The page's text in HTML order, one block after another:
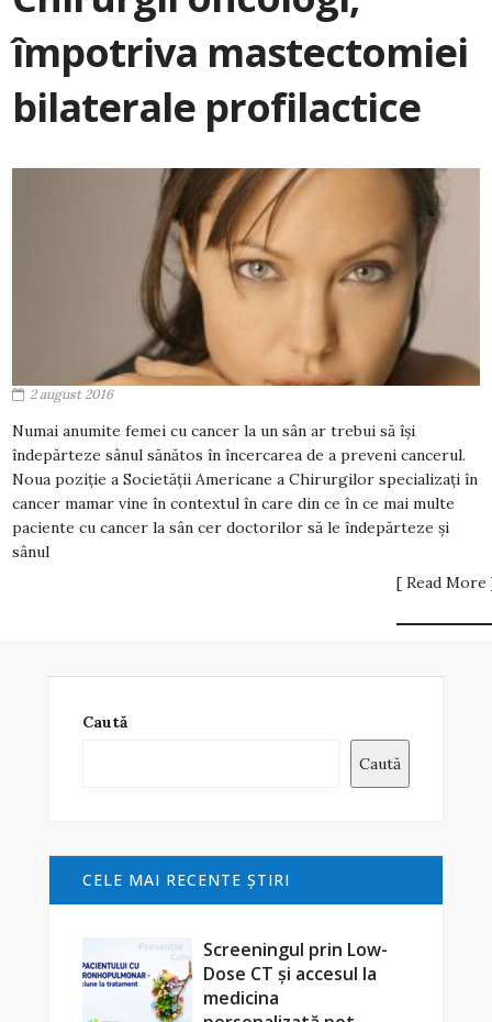
împotriva mastectomiei
bilaterale profilactice
2 august 2016
Numai anumite femei cu cancer la un sân ar trebui să își
îndepărteze sânul sănătos în încercarea de a preveni cancerul.
Noua poziție a Societății Americane a Chirurgilor specializați în
cancer mamar vine în contextul în care din ce în ce mai multe
paciente cu cancer la sân cer doctorilor să le îndepărteze și
sânul
[ Read More
Caută
Caută
CELE MAI RECENTE ŞTIRI
Screeningul prin Low-
Dose CT și accesul la
medicina